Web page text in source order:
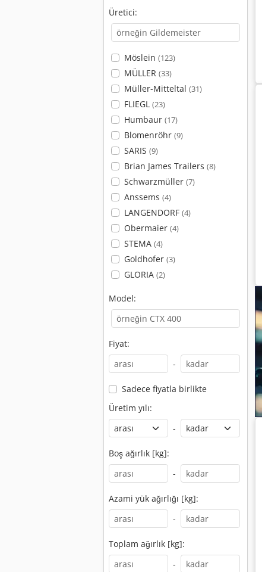
Üretici:
Möslein (123)
MÜLLER (33)
Müller-Mitteltal (31)
FLIEGL (23)
Humbaur (17)
Blomenröhr (9)
SARIS (9)
Brian James Trailers (8)
Schwarzmüller (7)
Anssems (4)
LANGENDORF (4)
Obermaier (4)
STEMA (4)
Goldhofer (3)
GLORIA (2)
Model:
Fiyat:
-
Sadece fiyatla birlikte
Üretim yılı:
-
Boş ağırlık [kg]:
-
Azami yük ağırlığı [kg]:
-
Toplam ağırlık [kg]:
-